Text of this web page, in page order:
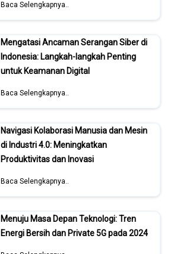
Baca Selengkapnya..
Mengatasi Ancaman Serangan Siber di
Indonesia: Langkah-langkah Penting
untuk Keamanan Digital
Baca Selengkapnya..
Navigasi Kolaborasi Manusia dan Mesin
di Industri 4.0: Meningkatkan
Produktivitas dan Inovasi
Baca Selengkapnya..
Menuju Masa Depan Teknologi: Tren
Energi Bersih dan Private 5G pada 2024